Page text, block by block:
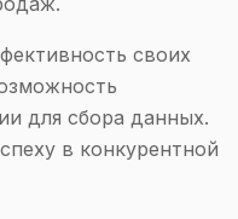
своих
для сбора данных.
в конкурентной